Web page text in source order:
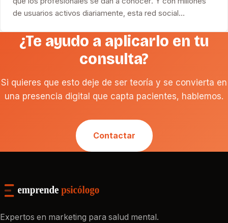
de usuarios activos diariamente, esta red social…
¿Te ayudo a aplicarlo en tu
consulta?
Si quieres que esto deje de ser teoría y se convierta en
una presencia digital que capta pacientes, hablemos.
Contactar
Expertos en marketing para salud mental.